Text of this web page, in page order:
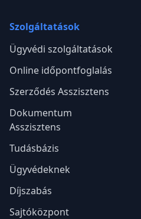
Szolgáltatások
Ügyvédi szolgáltatások
Online időpontfoglalás
Szerződés Asszisztens
Dokumentum
Asszisztens
Tudásbázis
Ügyvédeknek
Díjszabás
Sajtóközpont